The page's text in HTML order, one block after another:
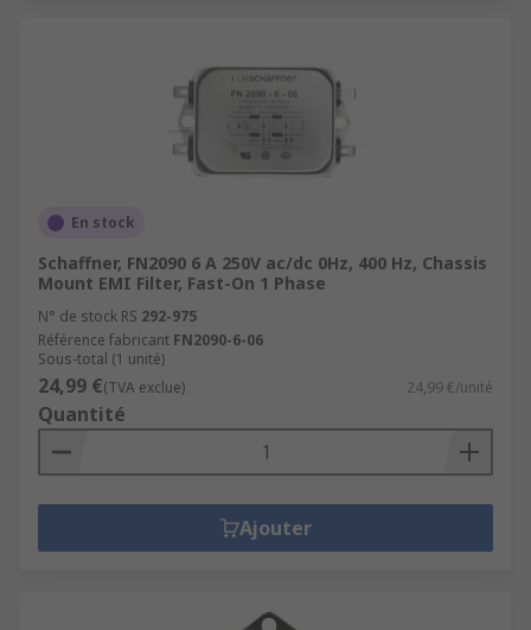
En stock
Schaffner, FN2090 6 A 250V ac/dc 0Hz, 400 Hz, Chassis
Mount EMI Filter, Fast-On 1 Phase
N° de stock RS 292-975
Référence fabricant FN2090-6-06
Sous-total (1 unité)
24,99 €(TVA exclue) 24,99 €/unité
Quantité
Ajouter